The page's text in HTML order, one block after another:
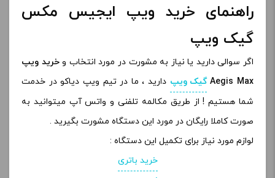
راهنمای خرید ویپ ایجیس مکس
گیک ویپ
اگر سوالی دارید یا نیاز به مشورت در مورد انتخاب وخرید ویپ
Aegis Max گیک ویپ دارید ، ما در تیم ویپ دیاکو در خدمت
شما هستیم ! از طریق مکالمه تلفنی و واتس آپ میتوانید به
صورت کاملا رایگان در مورد این دستگاه مشورت بگیرید .
لوازم مورد نیاز برای تکمیل این دستگاه :
خرید باتری